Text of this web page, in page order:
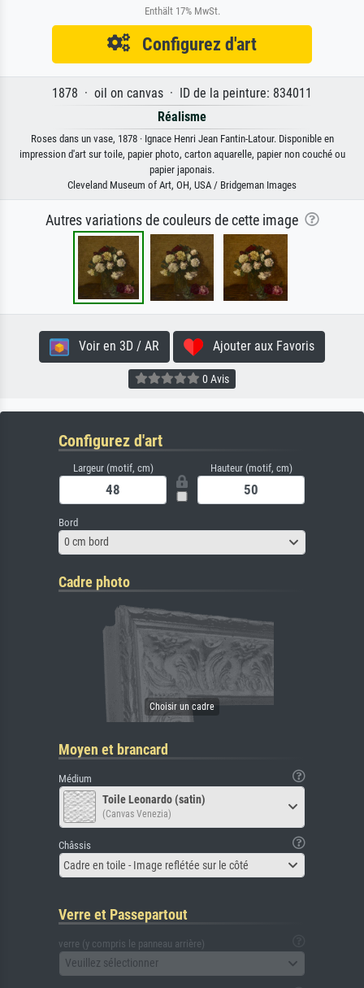
Enthält 17% MwSt.
Configurez d'art
1878 · oil on canvas · ID de la peinture: 834011
Réalisme
Roses dans un vase, 1878 · Ignace Henri Jean Fantin-Latour. Disponible en
impression d'art sur toile, papier photo, carton aquarelle, papier non couché ou
papier japonais.
Cleveland Museum of Art, OH, USA / Bridgeman Images
Autres variations de couleurs de cette image
Voir en 3D / AR Ajouter aux Favoris
0 Avis
Configurez d'art
Largeur (motif, cm) Hauteur (motif, cm)
Bord
0 cm bord
Cadre photo
Moyen et brancard
Médium
Toile Leonardo (satin)
(Canvas Venezia)
Châssis
Cadre en toile - Image reflétée sur le côté
Verre et Passepartout
verre (y compris le panneau arrière)
Veuillez sélectionner